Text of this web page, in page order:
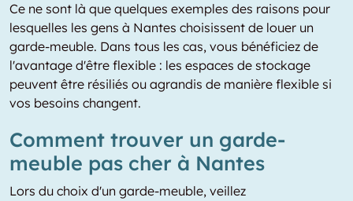
Ce ne sont là que quelques exemples des raisons pour
lesquelles les gens à Nantes choisissent de louer un
garde-meuble. Dans tous les cas, vous bénéficiez de
l'avantage d'être flexible : les espaces de stockage
peuvent être résiliés ou agrandis de manière flexible si
vos besoins changent.
Comment trouver un garde-
meuble pas cher à Nantes
Lors du choix d'un garde-meuble, veillez